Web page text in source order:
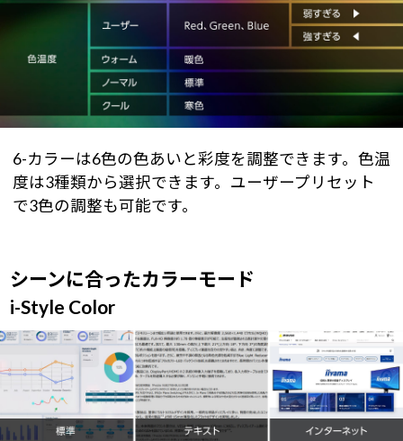
6-カラーは6色の色あいと彩度を調整できます。色温
度は3種類から選択できます。ユーザープリセット
で3色の調整も可能です。
シーンに合ったカラーモード
i-Style Color